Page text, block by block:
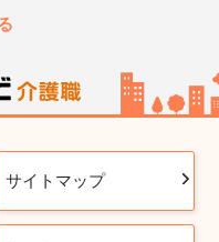
サイトマップ